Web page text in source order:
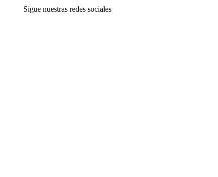
Sígue nuestras redes sociales